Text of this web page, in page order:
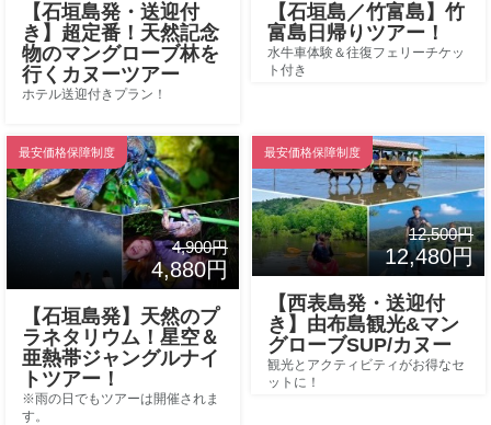
【石垣島発・送迎付
き】超定番！天然記念
物のマングローブ林を
行くカヌーツアー
ホテル送迎付きプラン！
【石垣島／竹富島】竹
富島日帰りツアー！
水牛車体験＆往復フェリーチケッ
ト付き
最安価格保障制度
4,900円
4,880円
【石垣島発】天然のプ
ラネタリウム！星空＆
亜熱帯ジャングルナイ
トツアー！
※雨の日でもツアーは開催されま
す。
最安価格保障制度
12,500円
12,480円
【西表島発・送迎付
き】由布島観光&マン
グローブSUP/カヌー
観光とアクティビティがお得なセ
ットに！